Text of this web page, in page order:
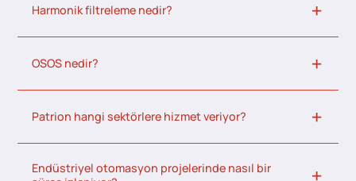
Harmonik filtreleme nedir?
OSOS nedir?
Patrion hangi sektörlere hizmet veriyor?
Endüstriyel otomasyon projelerinde nasıl bir